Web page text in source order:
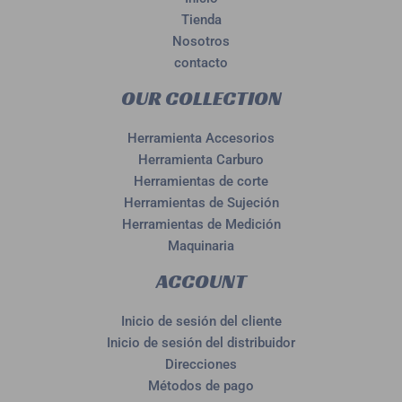
Tienda
Nosotros
contacto
OUR COLLECTION
Herramienta Accesorios
Herramienta Carburo
Herramientas de corte
Herramientas de Sujeción
Herramientas de Medición
Maquinaria
ACCOUNT
Inicio de sesión del cliente
Inicio de sesión del distribuidor
Direcciones
Métodos de pago